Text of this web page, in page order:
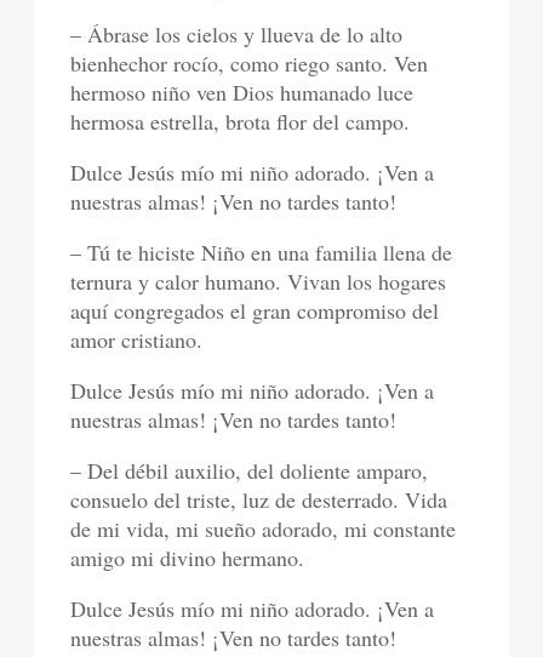
– Ábrase los cielos y llueva de lo alto
bienhechor rocío, como riego santo. Ven
hermoso niño ven Dios humanado luce
hermosa estrella, brota flor del campo.
Dulce Jesús mío mi niño adorado. ¡Ven a
nuestras almas! ¡Ven no tardes tanto!
– Tú te hiciste Niño en una familia llena de
ternura y calor humano. Vivan los hogares
aquí congregados el gran compromiso del
amor cristiano.
Dulce Jesús mío mi niño adorado. ¡Ven a
nuestras almas! ¡Ven no tardes tanto!
– Del débil auxilio, del doliente amparo,
consuelo del triste, luz de desterrado. Vida
de mi vida, mi sueño adorado, mi constante
amigo mi divino hermano.
Dulce Jesús mío mi niño adorado. ¡Ven a
nuestras almas! ¡Ven no tardes tanto!